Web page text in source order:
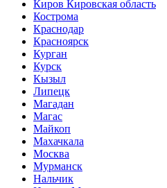
Киров Кировская область
Кострома
Краснодар
Красноярск
Курган
Курск
Кызыл
Липецк
Магадан
Магас
Майкоп
Махачкала
Москва
Мурманск
Нальчик